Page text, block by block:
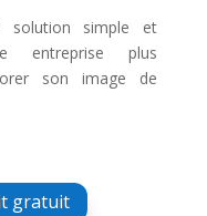
solution simple et
entreprise plus
son image de
gratuit